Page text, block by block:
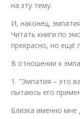
на эту тему.
И, наконец,
Читать книги по
прекрасно, но ещё
В отношении к
1. "Эмпатия – это
пытаюсь его
Близка именно мне